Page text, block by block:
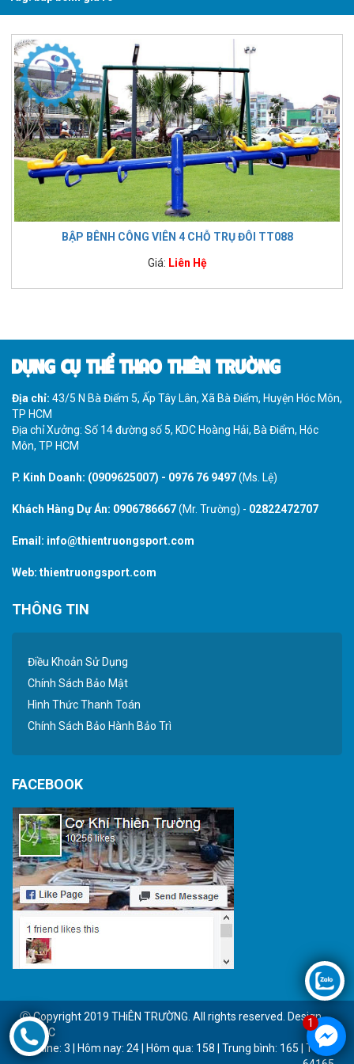
BẬP BÊNH CÔNG VIÊN 4 CHỖ TRỤ ĐÔI TT088
Giá: Liên Hệ
DỤNG CỤ THỂ THAO THIÊN TRƯỜNG
Địa chỉ: 43/5 N Bà Điểm 5, Ấp Tây Lân, Xã Bà Điểm, Huyện Hóc Môn,
TP HCM
Địa chỉ Xưởng: Số 14 đường số 5, KDC Hoàng Hải, Bà Điểm, Hóc
Môn, TP HCM
P. Kinh Doanh: (0909625007) - 0976 76 9497(Ms. Lệ)
Khách Hàng Dự Án: 0906786667(Mr. Trường) - 02822472707
Email: info@thientruongsport.com
Web: thientruongsport.com
THÔNG TIN
Điều Khoản Sử Dụng
Chính Sách Bảo Mật
Hình Thức Thanh Toán
Chính Sách Bảo Hành Bảo Trì
FACEBOOK
Ⓒ Copyright 2019 THiÊN TRƯỜNG. All rights reserved. Design
by BTC
Online: 3 | Hôm nay: 24 | Hôm qua: 158 | Trung bình: 165 | Tổng:
1